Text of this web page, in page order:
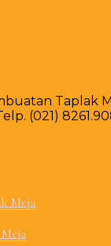
Taplak
(021)
Meja